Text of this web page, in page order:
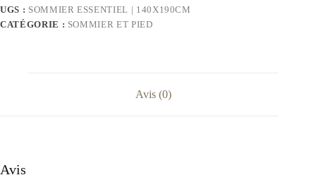
UGS : SOMMIER ESSENTIEL | 140X190CM
CATÉGORIE : SOMMIER ET PIED
Avis (0)
Avis